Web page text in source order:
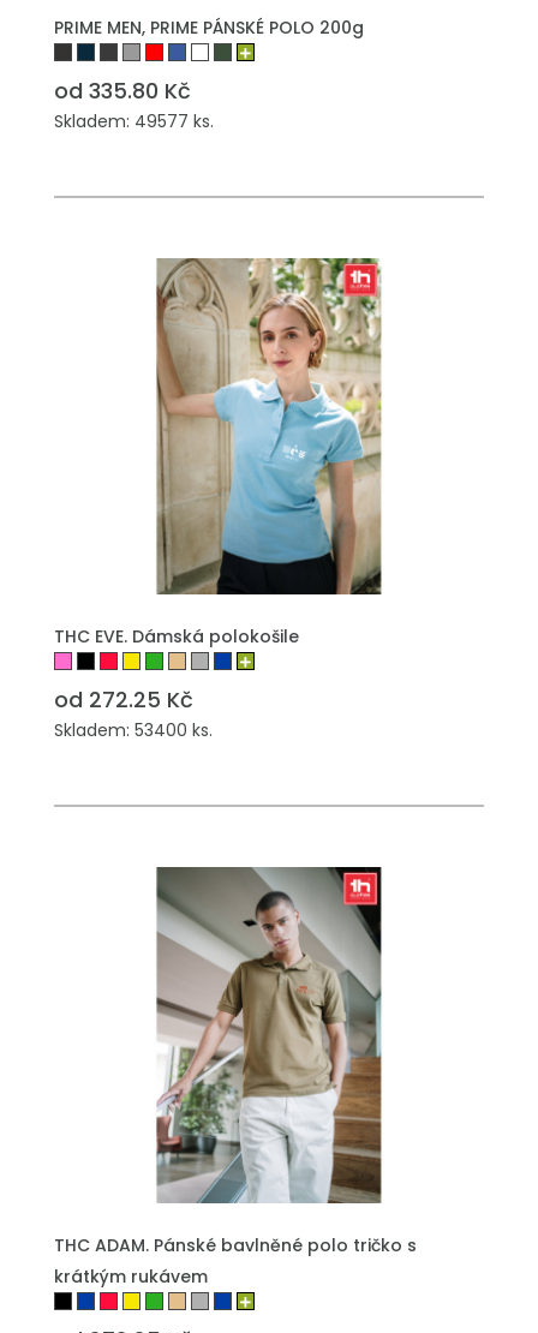
PRIME MEN, PRIME PÁNSKÉ POLO 200g
od 335.80 Kč
Skladem: 49577 ks.
THC EVE. Dámská polokošile
od 272.25 Kč
Skladem: 53400 ks.
THC ADAM. Pánské bavlněné polo tričko s
krátkým rukávem